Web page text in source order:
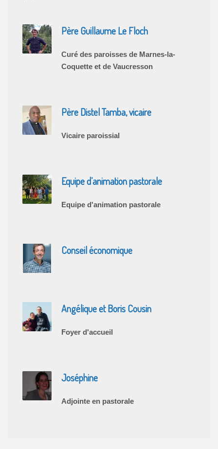
Père Guillaume Le Floch
Curé des paroisses de Marnes-la-
Coquette et de Vaucresson
Père Distel Tamba, vicaire
Vicaire paroissial
Equipe d’animation pastorale
Equipe d'animation pastorale
Conseil économique
Angélique et Boris Cousin
Foyer d'accueil
Joséphine
Adjointe en pastorale